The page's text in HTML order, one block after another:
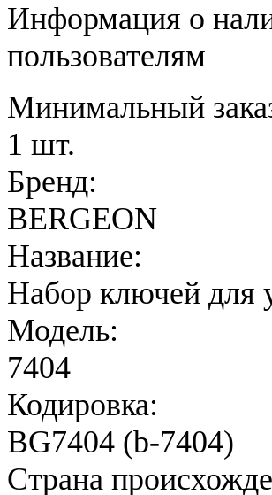
Информация о
пользователям
Минимальный
1 шт.
Бренд:
BERGEON
Название:
Набор ключей для
Модель:
7404
Кодировка:
BG7404 (b-7404)
Страна